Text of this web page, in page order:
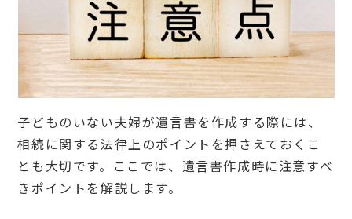
子どものいない夫婦が遺言書を作成する際には、
相続に関する法律上のポイントを押さえておくこ
とも大切です。ここでは、遺言書作成時に注意すべ
きポイントを解説します。